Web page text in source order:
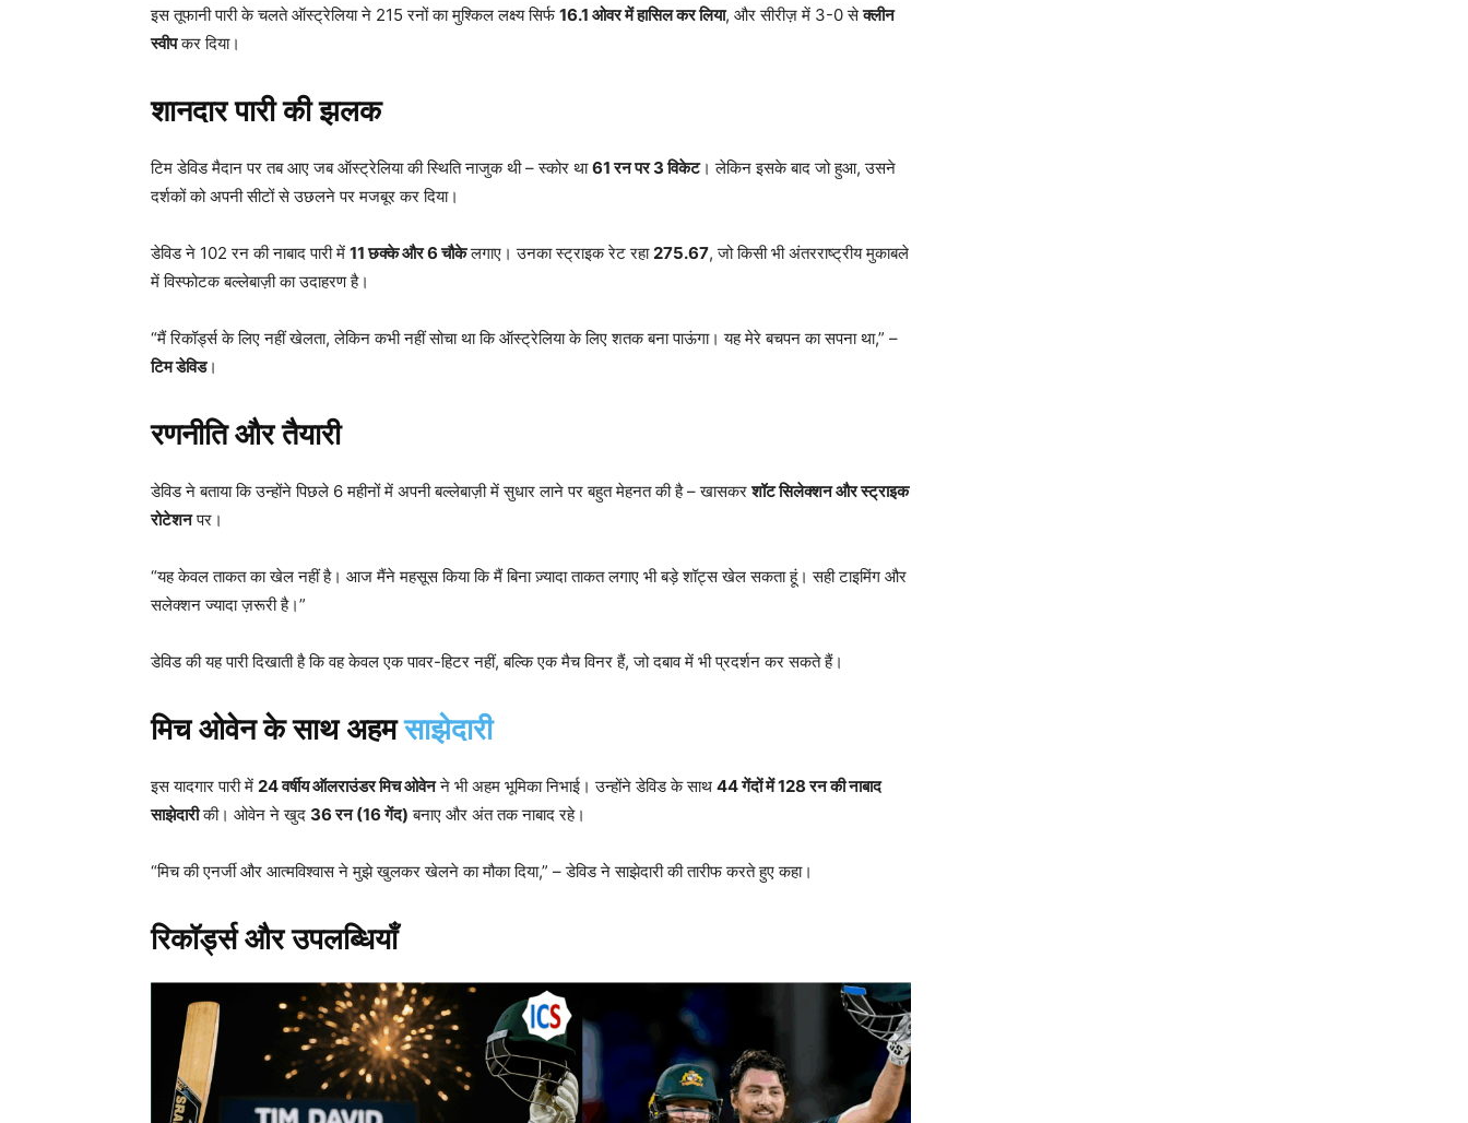
इस तूफानी पारी के चलते ऑस्ट्रेलिया ने 215 रनों का मुश्किल लक्ष्य सिर्फ16.1 ओवर में हासिल कर लिया, और सीरीज़ में 3-0 सेक्लीन
स्वीपकर दिया।
शानदार पारी की झलक
टिम डेविड मैदान पर तब आए जब ऑस्ट्रेलिया की स्थिति नाजुक थी – स्कोर था61रन पर 3विकेट। लेकिन इसके बाद जो हुआ, उसने
दर्शकों को अपनी सीटों से उछलने पर मजबूर कर दिया।
डेविड ने 102 रन की नाबाद पारी में 11छक्के और 6चौकेलगाए। उनका स्ट्राइक रेट रहा 275.67, जो किसी भी अंतरराष्ट्रीय मुकाबले
में विस्फोटक बल्लेबाज़ी का उदाहरण है।
“मैं रिकॉर्ड्स के लिए नहीं खेलता, लेकिन कभी नहीं सोचा था कि ऑस्ट्रेलिया के लिए शतक बना पाऊंगा। यह मेरे बचपन का सपना था,” –
टिम डेविड।
रणनीति और तैयारी
डेविड ने बताया कि उन्होंने पिछले 6 महीनों में अपनी बल्लेबाज़ी में सुधार लाने पर बहुत मेहनत की है – खासकरशॉट सिलेक्शन और स्ट्राइक
रोटेशनपर।
“यह केवल ताकत का खेल नहीं है। आज मैंने महसूस किया कि मैं बिना ज़्यादा ताकत लगाए भी बड़े शॉट्स खेल सकता हूं। सही टाइमिंग और
सलेक्शन ज्यादा ज़रूरी है।”
डेविड की यह पारी दिखाती है कि वह केवल एक पावर-हिटर नहीं, बल्कि एक मैच विनर हैं, जो दबाव में भी प्रदर्शन कर सकते हैं।
मिच ओवेन के साथ अहमसाझेदारी
इस यादगार पारी में 24वर्षीय ऑलराउंडर मिच ओवेनने भी अहम भूमिका निभाई। उन्होंने डेविड के साथ 44गेंदों में 128रन की नाबाद
साझेदारीकी। ओवेन ने खुद 36रन (16गेंद) बनाए और अंत तक नाबाद रहे।
“मिच की एनर्जी और आत्मविश्वास ने मुझे खुलकर खेलने का मौका दिया,” – डेविड ने साझेदारी की तारीफ करते हुए कहा।
रिकॉर्ड्स और उपलब्धियाँ